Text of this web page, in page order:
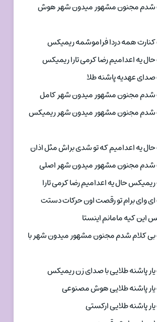
شدم مجنون مشهور میدون شهر هوش
کنارت همه دردا فراموشمه ریمیکس
یه اعدامیم رضا کرمی تارا ریمیکس
صدای عهدیه پاشنه طلا
شدم مجنون مشهور میدون شهر کامل
شدم مجنون مشهور میدون شهر ریمیکس
حال یه اعدامیم که تو شدی براش مثل اذان
شدم مجنون مشهور میدون شهر اصلی
حال یه اعدامیم رضا کرمی تارا
ای وای برام تو رقصت اون حرکات دستت
این کیه مامانم اینستا
بی کلام شدم مجنون مشهور میدون شهر با
پاشنه طلایی با صدای زن ریمیکس
یار پاشنه طلایی هوش مصنوعی
پاشنه طلایی ارکستی